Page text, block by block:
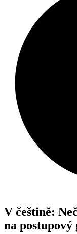
V češtině:
na postupový